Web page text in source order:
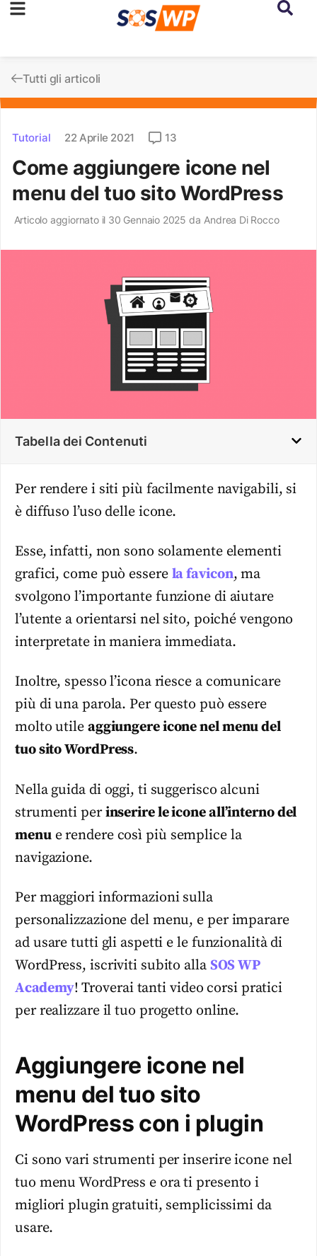
Tutti gli articoli
Tutorial 22 Aprile 2021 13
Come aggiungere icone nel
menu del tuo sito WordPress
Articolo aggiornato il 30 Gennaio 2025 da Andrea Di Rocco
Tabella dei Contenuti
Per rendere i siti più facilmente navigabili, si
è diffuso l’uso delle icone.
Esse, infatti, non sono solamente elementi
grafici, come può essere lafavicon, ma
svolgono l’importante funzione di aiutare
l’utente a orientarsi nel sito, poiché vengono
interpretate in maniera immediata.
Inoltre, spesso l’icona riesce a comunicare
più di una parola. Per questo può essere
molto utile aggiungere icone nel menu del
tuo sito WordPress.
Nella guida di oggi, ti suggerisco alcuni
strumenti perinserire le icone all’interno del
menue rendere così più semplice la
navigazione.
Per maggiori informazioni sulla
personalizzazione del menu, e per imparare
ad usare tutti gli aspetti e le funzionalità di
WordPress, iscriviti subito alla SOS WP
Academy! Troverai tanti video corsi pratici
per realizzare il tuo progetto online.
Aggiungere icone nel
menu del tuo sito
WordPress con i plugin
Ci sono vari strumenti per inserire icone nel
tuo menu WordPress e ora ti presento i
migliori plugin gratuiti, semplicissimi da
usare.